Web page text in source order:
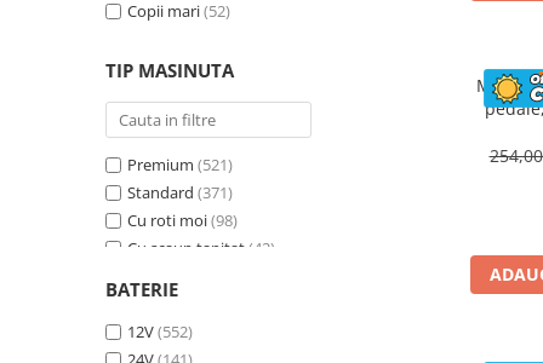
Copii mari(52)
TIP MASINUTA
Premium (521)
Standard (371)
Cu roti moi(98)
Cu scaun tapitat (42)
Cu roti Gonflabile
BATERIE
12V(552)